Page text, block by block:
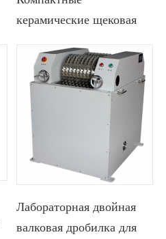
керамические щековая
цифровым контролем
размера
Лабораторная двойная
валковая дробилка для